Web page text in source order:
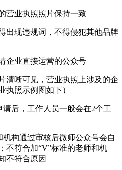
营业执照照片保持一致
出现违规词，不得侵犯其他品牌
企业直接运营的公众号
清晰可见，营业执照上涉及的企
执照示例图如下）
请后，工作人员一般会在2个工
机构通过审核后微师公众号会自
不符合加“V”标准的老师和机
不符合原因